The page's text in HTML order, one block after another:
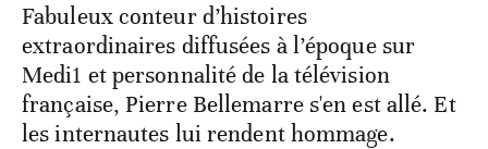
Fabuleux conteur d’histoires
extraordinaires diffusées à l’époque sur
Medi1 et personnalité de la télévision
française, Pierre Bellemarre s'en est allé. Et
les internautes lui rendent hommage.